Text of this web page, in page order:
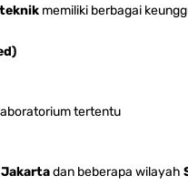
memiliki berbagai
tertentu
Jakartadan beberapa wilayah